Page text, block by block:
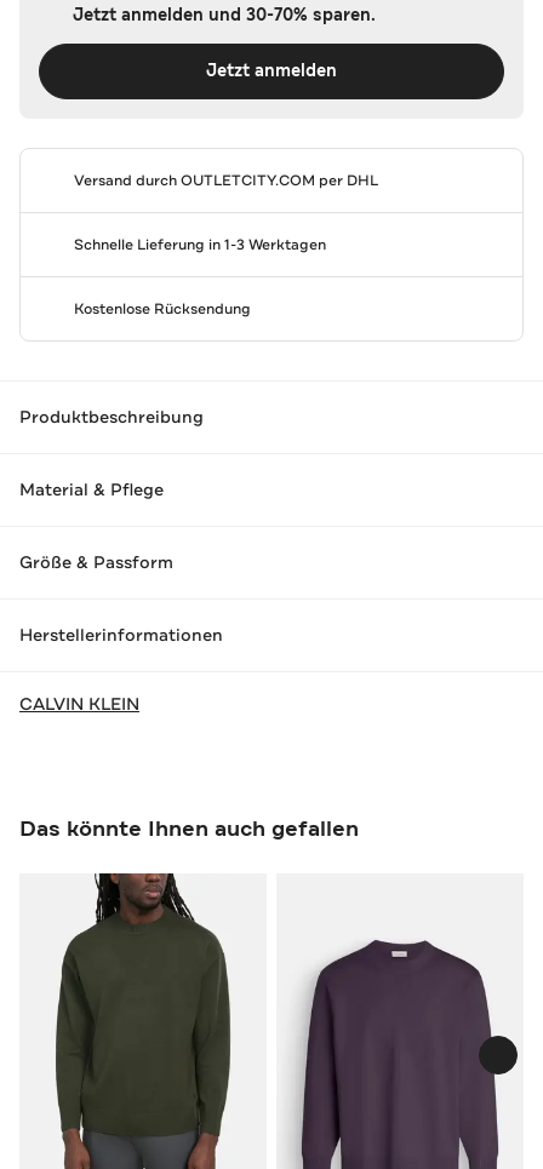
Jetzt anmelden und 30-70% sparen.
Jetzt anmelden
Versand durchOUTLETCITY.COM per DHL
Schnelle Lieferung in 1-3 Werktagen
Kostenlose Rücksendung
Produktbeschreibung
Material & Pflege
Größe & Passform
Herstellerinformationen
CALVIN KLEIN
Das könnte Ihnen auch gefallen